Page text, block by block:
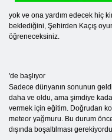
yok ve ona yardım edecek hiç
beklediğini, Şehirden Kaçış
öğreneceksiniz.
'de başlıyor
Sadece dünyanın sonunun
daha ve oldu, ama şimdiye
vermek için eğitim. Doğrudan
meteor yağmuru. Bu durum
dışında boşaltılması gerekiyordu.